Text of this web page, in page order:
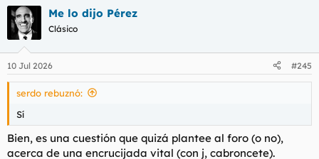
Me lo dijo Pérez
Clásico
10 Jul 2026 #245
serdo rebuznó:
Sí
Bien, es una cuestión que quizá plantee al foro (o no),
acerca de una encrucijada vital (con j, cabroncete).